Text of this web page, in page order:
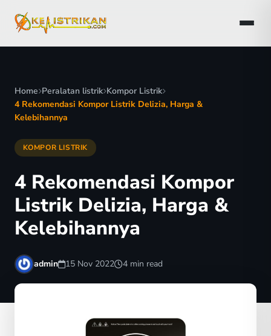
Home Peralatan listrik Kompor Listrik
4 Rekomendasi Kompor Listrik Delizia, Harga &
Kelebihannya
KOMPOR LISTRIK
4 Rekomendasi Kompor
Listrik Delizia, Harga &
Kelebihannya
admin 15 Nov 2022 4 min read